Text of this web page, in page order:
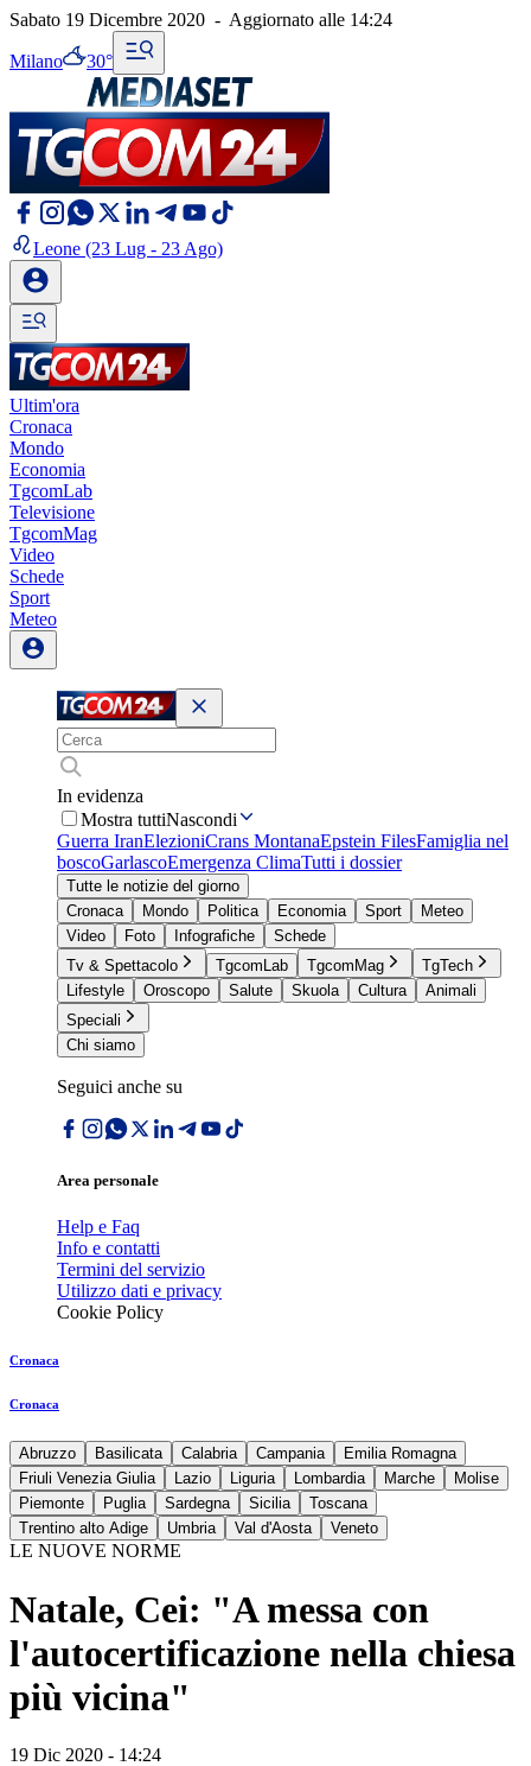
Sabato 19 Dicembre 2020 - Aggiornato alle 14:24
Milano 30°
Leone (23 Lug - 23 Ago)
Ultim'ora
Cronaca
Mondo
Economia
TgcomLab
Televisione
TgcomMag
Video
Schede
Sport
Meteo
In evidenza
Mostra tuttiNascondi
Guerra IranElezioniCrans MontanaEpstein FilesFamiglia nel
boscoGarlascoEmergenza ClimaTutti i dossier
Tutte le notizie del giorno
Cronaca
Mondo Politica Economia Sport
Meteo
Video
Foto Infografiche
Schede
Tv & Spettacolo
TgcomLab TgcomMag
TgTech
Lifestyle
Oroscopo Salute Skuola Cultura
Animali
Speciali
Chi siamo
Seguici anche su
Area personale
Help e Faq
Info e contatti
Termini del servizio
Utilizzo dati e privacy
Cookie Policy
Cronaca
Cronaca
Abruzzo Basilicata Calabria Campania
Emilia Romagna
Friuli Venezia Giulia
Lazio Liguria Lombardia Marche
Molise
Piemonte
Puglia Sardegna Sicilia
Toscana
Trentino alto Adige
Umbria Val d'Aosta Veneto
LE NUOVE NORME
Natale, Cei: "A messa con
l'autocertificazione nella chiesa
più vicina"
19 Dic 2020 - 14:24